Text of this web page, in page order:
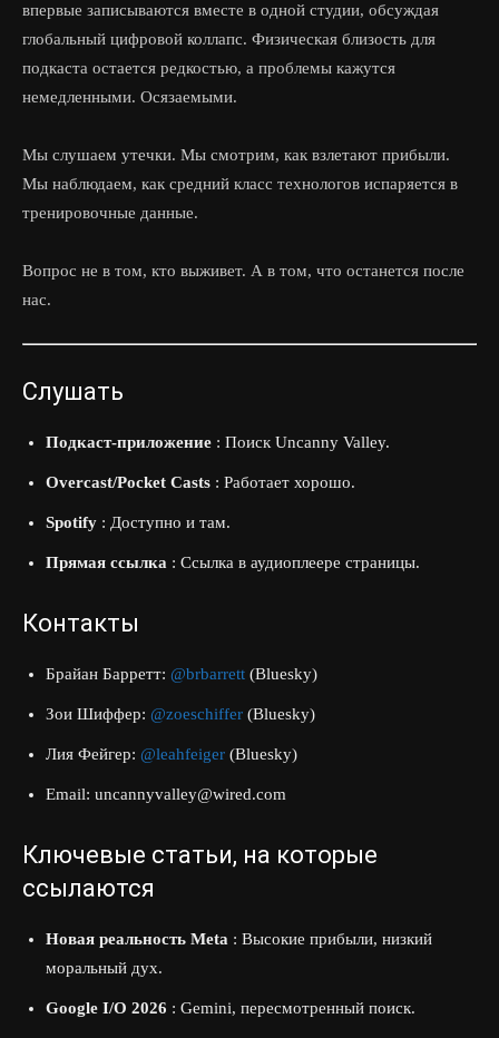
впервые записываются вместе в одной студии, обсуждая
глобальный цифровой коллапс. Физическая близость для
подкаста остается редкостью, а проблемы кажутся
немедленными. Осязаемыми.
Мы слушаем утечки. Мы смотрим, как взлетают прибыли.
Мы наблюдаем, как средний класс технологов испаряется в
тренировочные данные.
Вопрос не в том, кто выживет. А в том, что останется после
нас.
Слушать
Подкаст-приложение : Поиск Uncanny Valley.
Overcast/Pocket Casts : Работает хорошо.
Spotify : Доступно и там.
Прямая ссылка : Ссылка в аудиоплеере страницы.
Контакты
Брайан Барретт: @brbarrett (Bluesky)
Зои Шиффер: @zoeschiffer (Bluesky)
Лия Фейгер: @leahfeiger (Bluesky)
Email: uncannyvalley@wired.com
Ключевые статьи, на которые
ссылаются
Новая реальность Meta : Высокие прибыли, низкий
моральный дух.
Google I/O 2026 : Gemini, пересмотренный поиск.